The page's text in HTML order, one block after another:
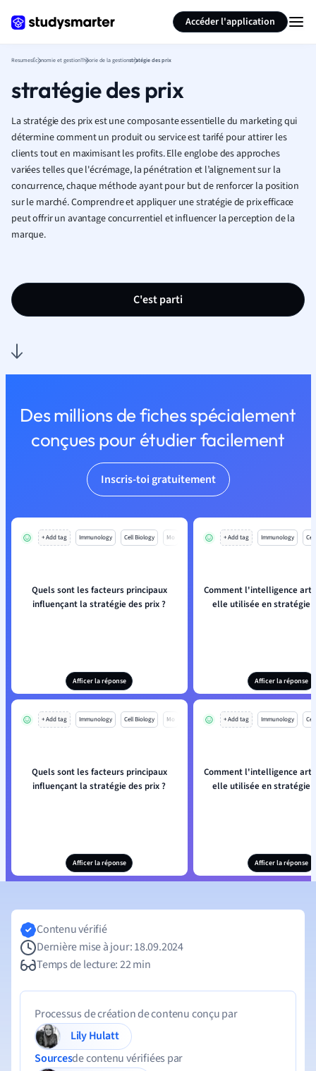
Accéder l'application
ResumesÉconomie et gestionThéorie de la gestionstratégie des prix
stratégie des prix
La stratégie des prix est une composante essentielle du marketing qui
détermine comment un produit ou service est tarifé pour attirer les
clients tout en maximisant les profits. Elle englobe des approches
variées telles que l'écrémage, la pénétration et l’alignement sur la
concurrence, chaque méthode ayant pour but de renforcer la position
sur le marché. Comprendre et appliquer une stratégie de prix efficace
peut offrir un avantage concurrentiel et influencer la perception de la
marque.
C'est parti
Des millions de fiches spécialement
conçues pour étudier facilement
Inscris-toi gratuitement
+ Add tag Immunology Cell Biology Mo
Quels sont les facteurs principaux
influençant la stratégie des prix ?
Afficer la réponse
+ Add tag Immunology
Comment l'intelligence
elle utilisée en stratégie
Afficer la réponse
+ Add tag Immunology Cell Biology Mo
Quels sont les facteurs principaux
influençant la stratégie des prix ?
Afficer la réponse
+ Add tag Immunology
Comment l'intelligence
elle utilisée en stratégie
Afficer la réponse
Résumer la page
Contenu vérifié
Dernière mise à jour: 18.09.2024
Temps de lecture: 22 min
Processus de création de contenu conçu par
Lily Hulatt
Sourcesde contenu vérifiées par